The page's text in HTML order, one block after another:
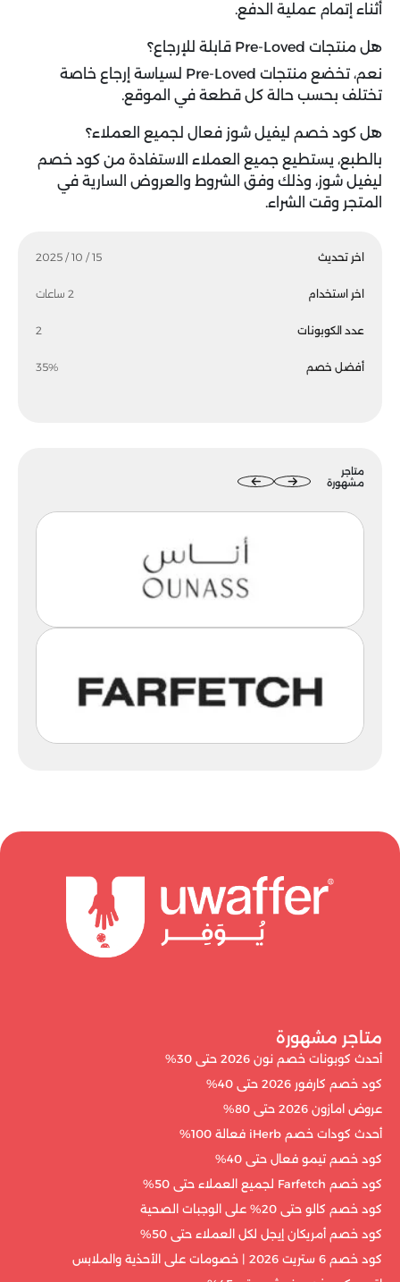
اخر تحديث 15 / 10 / 2025
اخر استخدام 2 ساعات
عدد الكوبونات 2
أفضل خصم 35%
متاجر
مشهورة
أثناء إتمام عملية الدفع.
هل منتجات Pre-Loved قابلة للإرجاع؟
نعم، تخضع منتجات Pre-Loved لسياسة إرجاع خاصة
تختلف بحسب حالة كل قطعة في الموقع.
هل كود خصم ليفيل شوز فعال لجميع العملاء؟
بالطبع، يستطيع جميع العملاء الاستفادة من كود خصم
ليفيل شوز، وذلك وفق الشروط والعروض السارية في
المتجر وقت الشراء.
متاجر مشهورة
أحدث كوبونات خصم نون 2026 حتى 30%
كود خصم كارفور 2026 حتى 40%
عروض امازون 2026 حتى 80%
أحدث كودات خصم iHerb فعالة 100%
كود خصم تيمو فعال حتى 40%
كود خصم Farfetch لجميع العملاء حتى 50%
كود خصم كالو حتى 20% على الوجبات الصحية
كود خصم أمريكان إيجل لكل العملاء حتى 50%
كود خصم 6 ستريت 2026 | خصومات على الأحذية والملابس